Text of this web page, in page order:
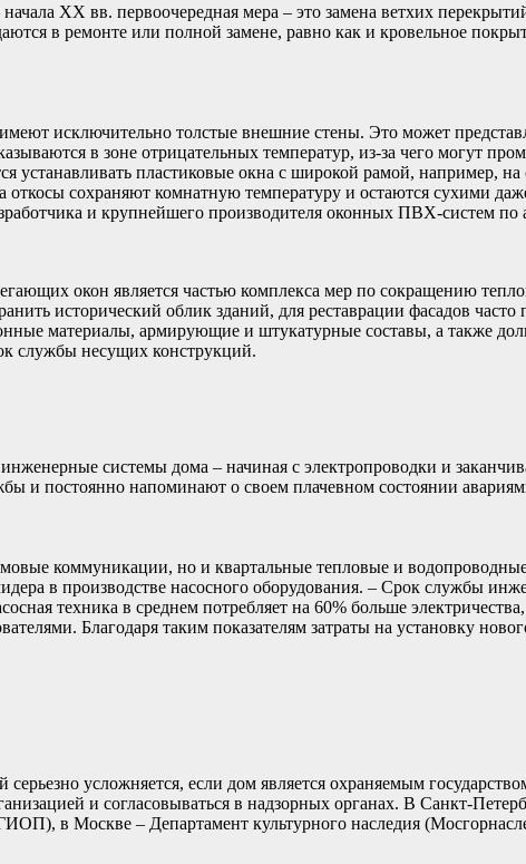
XX вв. первоочередная мера – это замена ветхих
в ремонте или полной замене, равно как и кровельное
исключительно толстые внешние стены. Это может
в зоне отрицательных температур, из-за чего могут
устанавливать пластиковые окна с широкой рамой,
сохраняют комнатную температуру и остаются сухими
и крупнейшего производителя оконных ПВХ-систем по
окон является частью комплекса мер по сокращению
исторический облик зданий, для реставрации фасадов
материалы, армирующие и штукатурные составы, а также
службы несущих конструкций.
системы дома – начиная с электропроводки и
и постоянно напоминают о своем плачевном состоянии
коммуникации, но и квартальные тепловые и
в производстве насосного оборудования. – Срок службы
техника в среднем потребляет на 60% больше
Благодаря таким показателям затраты на установку
серьезно усложняется, если дом является охраняемым
и согласовываться в надзорных органах. В Санкт-
в Москве – Департамент культурного наследия